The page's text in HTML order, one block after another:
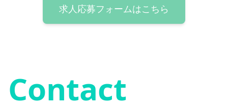
求人応募フォームはこちら
Contact